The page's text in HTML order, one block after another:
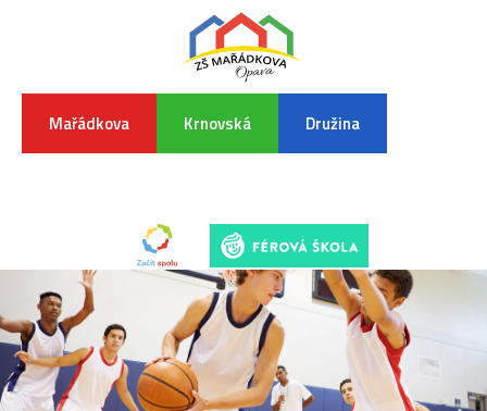
Mařádkova Krnovská Družina